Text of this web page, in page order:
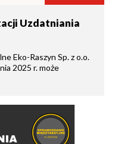
Uzdatniania
Eko-Raszyn Sp. z o.o.
2025 r. może